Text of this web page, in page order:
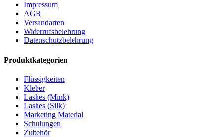
Impressum
AGB
Versandarten
Widerrufsbelehrung
Datenschutzbelehrung
Produktkategorien
Flüssigkeiten
Kleber
Lashes (Mink)
Lashes (Silk)
Marketing Material
Schulungen
Zubehör